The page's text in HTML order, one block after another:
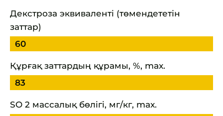
Декстроза эквиваленті (төмендететін
заттар)
60
Құрғақ заттардың құрамы, %, max.
83
SO 2 массалық бөлігі, мг/кг, max.